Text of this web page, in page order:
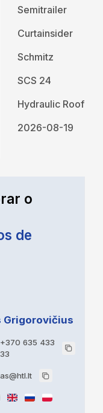
Semitrailer
Curtainsider
Schmitz
SCS 24
Hydraulic Roof
2026-08-19
o
de
Grigorovičius
+370 635 433
33